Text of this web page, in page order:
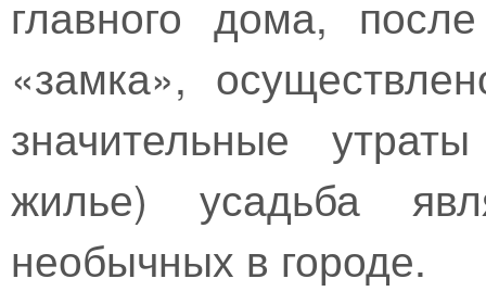
главного дома,
«замка»,
значительные
жилье) усадьба
необычных в городе.